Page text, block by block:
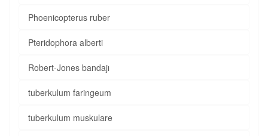
Phoenicopterus ruber
Pteridophora alberti
Robert-Jones bandajı
tuberkulum faringeum
tuberkulum muskulare